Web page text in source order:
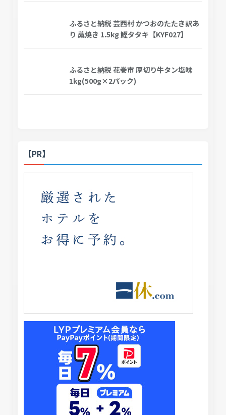
ふるさと納税 芸西村 かつおのたたき訳あ
り 藁焼き 1.5kg 鰹タタキ【KYF027】
ふるさと納税 花巻市 厚切り牛タン塩味
1kg(500g×2パック)
【PR】